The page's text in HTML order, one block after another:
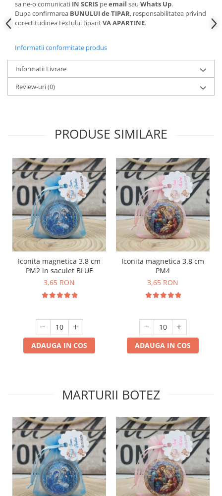
sa ne-o comunicati IN SCRIS peemail sau Whats Up.
Dupa confirmarea BUNULUI de TIPAR, responsabilitatea privind
corectitudinea textului tiparitVA APARTINE.
Informatii conformitate produs
Informatii Livrare
Review-uri(0)
PRODUSE SIMILARE
Iconita magnetica 3.8 cm
PM2 in saculet BLUE
3,65 RON
ADAUGA IN COS
Iconita magnetica 3.8 cm
PM4
3,65 RON
ADAUGA IN COS
MARTURII BOTEZ